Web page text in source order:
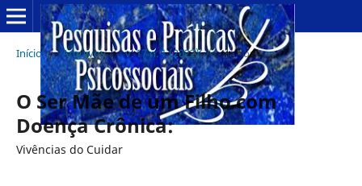
Início / Arquivos / v. 17 n. 1 (2022) / Artigos
O Ser Mãe de um Filho com
Doença Crônica:
Vivências do Cuidar